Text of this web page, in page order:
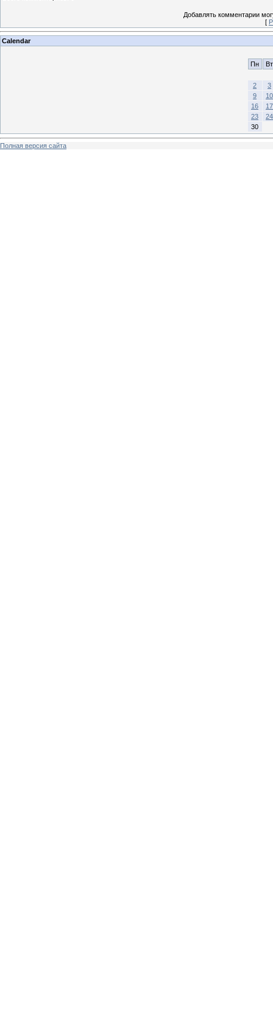
Добавлять комментарии
[
Calendar
Пн Вт
2
3
9
10
16
17
23
24
30
Полная версия сайта